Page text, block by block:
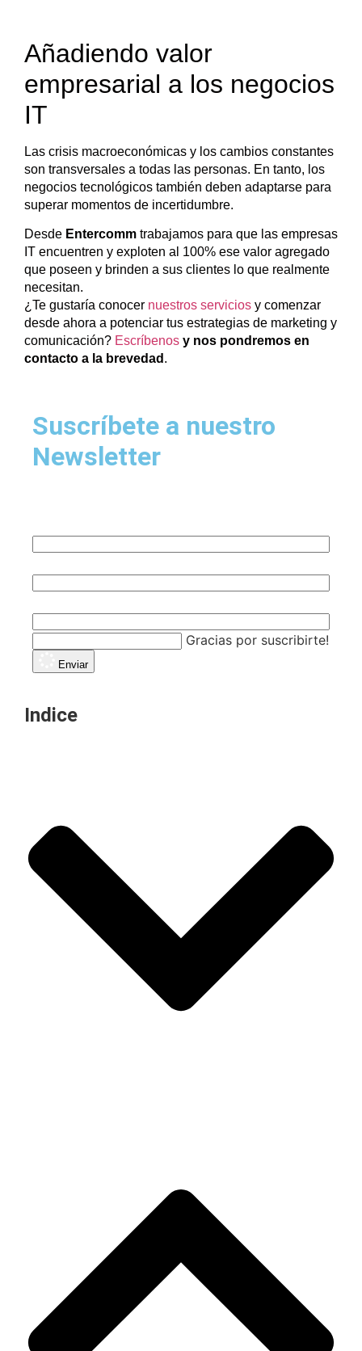
Añadiendo valor
empresarial a los negocios
IT
Las crisis macroeconómicas y los cambios constantes
son transversales a todas las personas. En tanto, los
negocios tecnológicos también deben adaptarse para
superar momentos de incertidumbre.
Desde Entercomm trabajamos para que las empresas
IT encuentren y exploten al 100% ese valor agregado
que poseen y brinden a sus clientes lo que realmente
necesitan.
¿Te gustaría conocer nuestros servicios y comenzar
desde ahora a potenciar tus estrategias de marketing y
comunicación? Escríbenos y nos pondremos en
contacto a la brevedad .
Suscríbete a nuestro
Newsletter
Gracias por suscribirte!
Enviar
Indice